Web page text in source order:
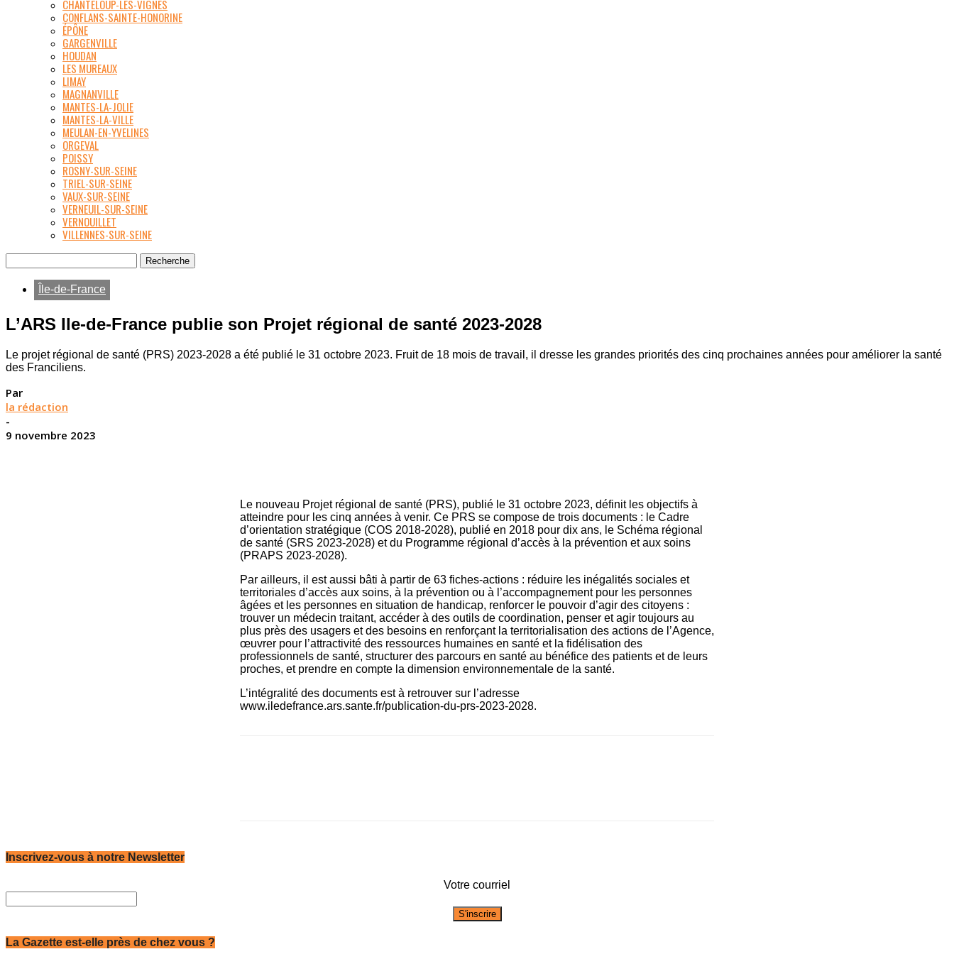
CHANTELOUP-LES-VIGNES
CONFLANS-SAINTE-HONORINE
ÉPÔNE
GARGENVILLE
HOUDAN
LES MUREAUX
LIMAY
MAGNANVILLE
MANTES-LA-JOLIE
MANTES-LA-VILLE
MEULAN-EN-YVELINES
ORGEVAL
POISSY
ROSNY-SUR-SEINE
TRIEL-SUR-SEINE
VAUX-SUR-SEINE
VERNEUIL-SUR-SEINE
VERNOUILLET
VILLENNES-SUR-SEINE
Île-de-France
L’ARS Ile-de-France publie son Projet régional de santé 2023-2028
Le projet régional de santé (PRS) 2023-2028 a été publié le 31 octobre 2023. Fruit de 18 mois de travail, il dresse les grandes priorités des cinq prochaines années pour améliorer la santé
des Franciliens.
Par
la rédaction
-
9 novembre 2023
Le nouveau Projet régional de santé (PRS), publié le 31 octobre 2023, définit les objectifs à
atteindre pour les cinq années à venir. Ce PRS se compose de trois documents : le Cadre
d’orientation stratégique (COS 2018-2028), publié en 2018 pour dix ans, le Schéma régional
de santé (SRS 2023-2028) et du Programme régional d’accès à la prévention et aux soins
(PRAPS 2023-2028).
Par ailleurs, il est aussi bâti à partir de 63 fiches-actions : réduire les inégalités sociales et
territoriales d’accès aux soins, à la prévention ou à l’accompagnement pour les personnes
âgées et les personnes en situation de handicap, renforcer le pouvoir d’agir des citoyens :
trouver un médecin traitant, accéder à des outils de coordination, penser et agir toujours au
plus près des usagers et des besoins en renforçant la territorialisation des actions de l’Agence,
œuvrer pour l’attractivité des ressources humaines en santé et la fidélisation des
professionnels de santé, structurer des parcours en santé au bénéfice des patients et de leurs
proches, et prendre en compte la dimension environnementale de la santé.
L’intégralité des documents est à retrouver sur l’adresse
www.iledefrance.ars.sante.fr/publication-du-prs-2023-2028.
Inscrivez-vous à notre Newsletter
Votre courriel
La Gazette est-elle près de chez vous ?